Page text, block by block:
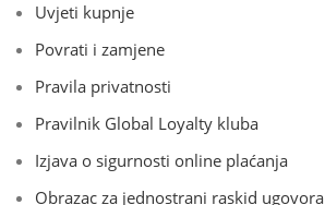
Uvjeti kupnje
Povrati i zamjene
Pravila privatnosti
Pravilnik Global Loyalty kluba
Izjava o sigurnosti online plaćanja
Obrazac za jednostrani raskid ugovora